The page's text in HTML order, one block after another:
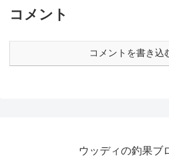
コメント
コメントを書き込
ウッディの釣果ブ